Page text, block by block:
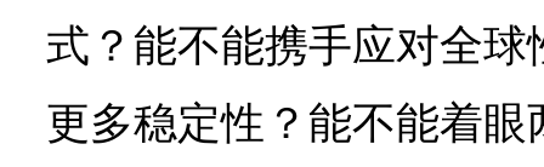
式？能不能携手应对全
更多稳定性？能不能着